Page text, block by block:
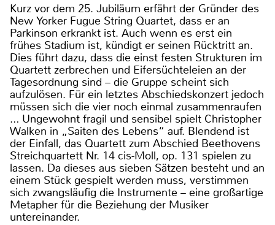
Kurz vor dem 25. Jubiläum erfährt der Gründer des
New Yorker Fugue String Quartet, dass er an
Parkinson erkrankt ist. Auch wenn es erst ein
frühes Stadium ist, kündigt er seinen Rücktritt an.
Dies führt dazu, dass die einst festen Strukturen im
Quartett zerbrechen und Eifersüchteleien an der
Tagesordnung sind – die Gruppe scheint sich
aufzulösen. Für ein letztes Abschiedskonzert jedoch
müssen sich die vier noch einmal zusammenraufen
… Ungewohnt fragil und sensibel spielt Christopher
Walken in „Saiten des Lebens“ auf. Blendend ist
der Einfall, das Quartett zum Abschied Beethovens
Streichquartett Nr. 14 cis-Moll, op. 131 spielen zu
lassen. Da dieses aus sieben Sätzen besteht und an
einem Stück gespielt werden muss, verstimmen
sich zwangsläufig die Instrumente – eine großartige
Metapher für die Beziehung der Musiker
untereinander.